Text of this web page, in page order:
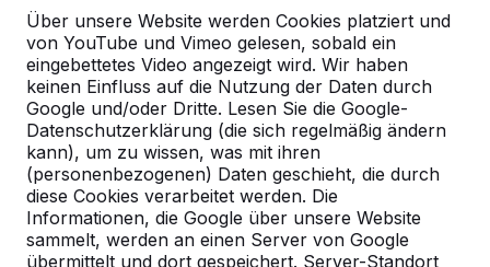
Über unsere Website werden Cookies platziert und
von YouTube und Vimeo gelesen, sobald ein
eingebettetes Video angezeigt wird. Wir haben
keinen Einfluss auf die Nutzung der Daten durch
Google und/oder Dritte. Lesen Sie die Google-
Datenschutzerklärung (die sich regelmäßig ändern
kann), um zu wissen, was mit ihren
(personenbezogenen) Daten geschieht, die durch
diese Cookies verarbeitet werden. Die
Informationen, die Google über unsere Website
sammelt, werden an einen Server von Google
übermittelt und dort gespeichert. Server-Standort
Kontakt
HeBlad Deutschland